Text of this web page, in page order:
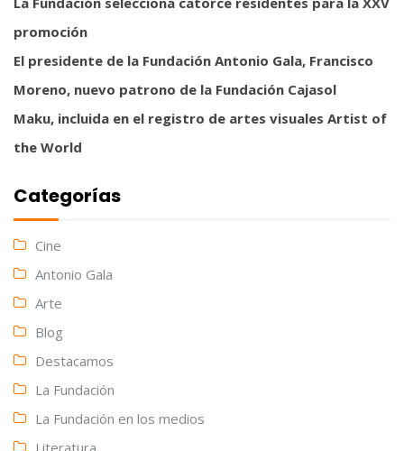
promoción
El presidente de la Fundación Antonio Gala, Francisco
Moreno, nuevo patrono de la Fundación Cajasol
Maku, incluida en el registro de artes visuales Artist of
the World
Categorías
Cine
Antonio Gala
Arte
Blog
Destacamos
La Fundación
La Fundación en los medios
Literatura